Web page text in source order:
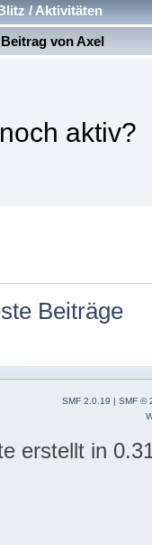
/Aktivitäten
vonAxel
aktiv?
Beiträge
SMF 2.0.19 | SMF ©
erstellt in